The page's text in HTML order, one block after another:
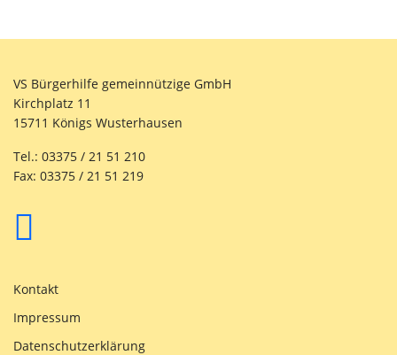
VS Bürgerhilfe gemeinnützige GmbH
Kirchplatz 11
15711 Königs Wusterhausen
Tel.: 03375 / 21 51 210
Fax: 03375 / 21 51 219
Kontakt
Impressum
Datenschutzerklärung